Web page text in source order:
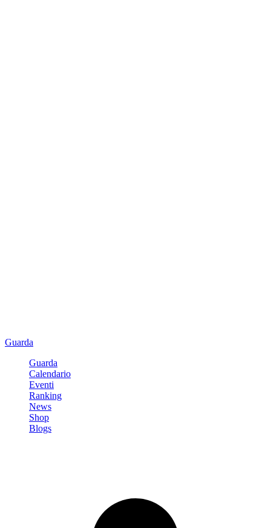
Guarda
Guarda
Calendario
Eventi
Ranking
News
Shop
Blogs